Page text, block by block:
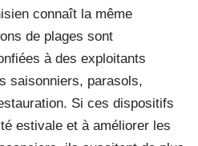
connaît la même
de plages sont
à des exploitants
saisonniers, parasols,
Si ces dispositifs
estivale et à améliorer les